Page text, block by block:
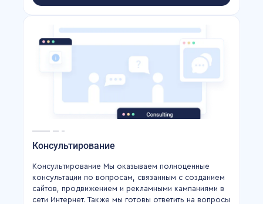
Консультирование
Консультирование Мы оказываем полноценные
консультации по вопросам, связанным с созданием
сайтов, продвижением и рекламными кампаниями в
сети Интернет. Также мы готовы ответить на вопросы